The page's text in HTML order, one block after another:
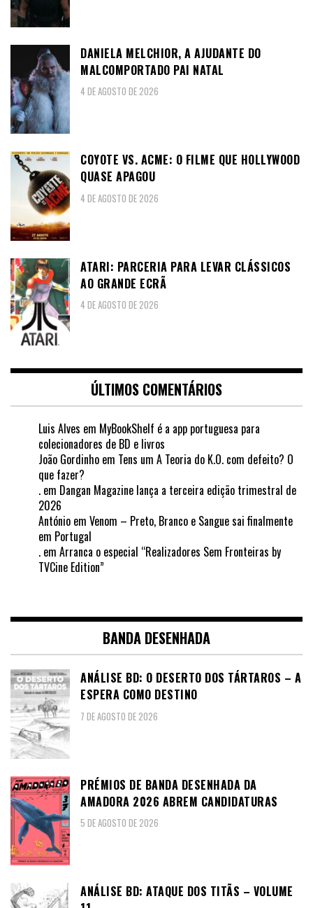
DANIELA MELCHIOR, A AJUDANTE DO
MALCOMPORTADO PAI NATAL
4 DE AGOSTO DE 2026
COYOTE VS. ACME: O FILME QUE HOLLYWOOD
QUASE APAGOU
4 DE AGOSTO DE 2026
ATARI: PARCERIA PARA LEVAR CLÁSSICOS
AO GRANDE ECRÃ
4 DE AGOSTO DE 2026
ÚLTIMOS COMENTÁRIOS
Luis Alves em MyBookShelf é a app portuguesa para
colecionadores de BD e livros
João Gordinho em Tens um A Teoria do K.O. com defeito? O
que fazer?
. em Dangan Magazine lança a terceira edição trimestral de
2026
António em Venom – Preto, Branco e Sangue sai finalmente
em Portugal
. em Arranca o especial “Realizadores Sem Fronteiras by
TVCine Edition”
BANDA DESENHADA
ANÁLISE BD: O DESERTO DOS TÁRTAROS – A
ESPERA COMO DESTINO
7 DE AGOSTO DE 2026
PRÉMIOS DE BANDA DESENHADA DA
AMADORA 2026 ABREM CANDIDATURAS
5 DE AGOSTO DE 2026
ANÁLISE BD: ATAQUE DOS TITÃS – VOLUME